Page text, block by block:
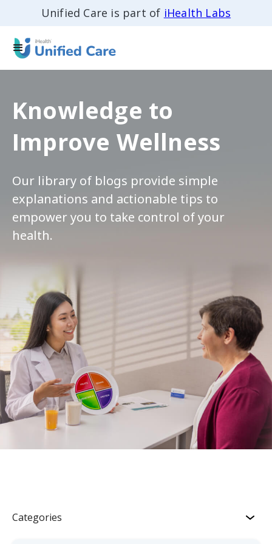
Unified Care is part of iHealth Labs
Knowledge to
Improve Wellness
Our library of blogs provide simple
explanations and actionable tips to
empower you to take control of your
health.
Categories